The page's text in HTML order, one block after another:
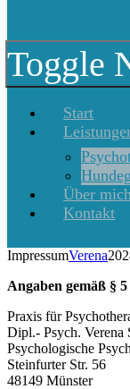
Toggle
Start
Über
Kontakt
ImpressumVerena
Angaben gemäß §
Praxis für
Dipl.- Psych. Verena
Psychologische
Steinfurter Str. 56
48149 Münster